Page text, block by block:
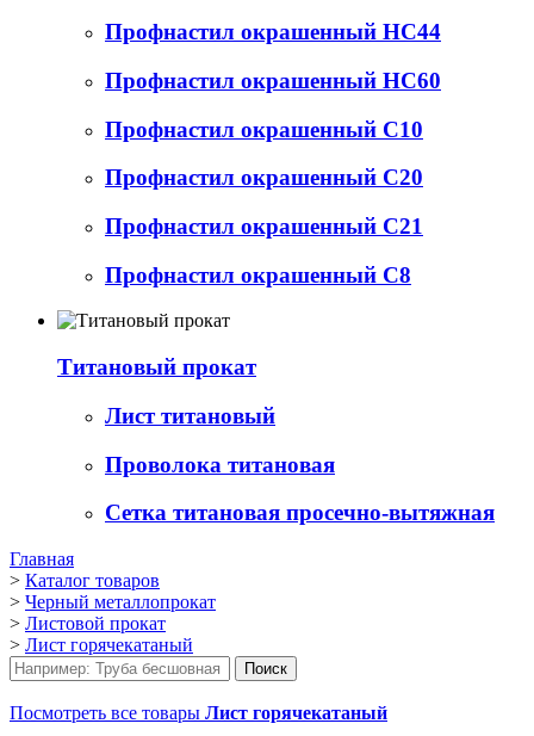
Профнастил окрашенный НС44
Профнастил окрашенный НС60
Профнастил окрашенный С10
Профнастил окрашенный С20
Профнастил окрашенный С21
Профнастил окрашенный С8
Титановый прокат
Лист титановый
Проволока титановая
Сетка титановая просечно-вытяжная
Главная
> Каталог товаров
> Черный металлопрокат
> Листовой прокат
> Лист горячекатаный
Посмотреть все товары Лист горячекатаный